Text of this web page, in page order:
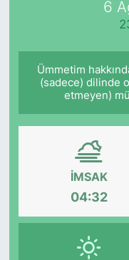
6
Ümmetim
(sadece) dilinde
etmeyen)
İMSAK
04:32
KÖŞE
KÖŞE
KÜLTÜR
RÖPORTAJ
SARIYER